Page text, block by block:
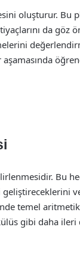
oluşturur. Bu
da göz
Bu
temel
gibi daha